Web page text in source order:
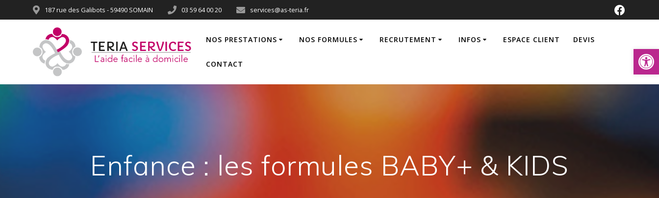
Ouvrir
187 rue des Galibots - 59490 SOMAIN 03 59 64 00 20 services@as-teria.fr
NOS PRESTATIONS NOS FORMULES RECRUTEMENT INFOS ESPACE CLIENT DEVIS
CONTACT
Enfance : les formules BABY+ & KIDS